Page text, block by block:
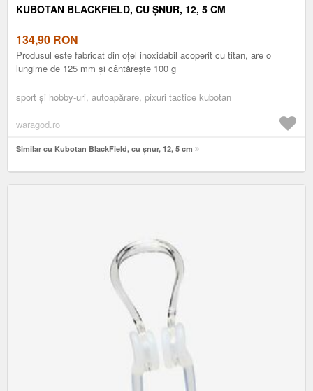
KUBOTAN BLACKFIELD, CU ȘNUR, 12, 5 CM
134,90 RON
Produsul este fabricat din oțel inoxidabil acoperit cu titan, are o
lungime de 125 mm și cântărește 100 g
sport și hobby-uri, autoapărare, pixuri tactice kubotan
waragod.ro
Similar cu Kubotan BlackField, cu șnur, 12, 5 cm